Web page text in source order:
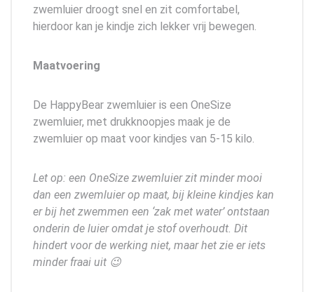
zwemluier droogt snel en zit comfortabel,
hierdoor kan je kindje zich lekker vrij bewegen.
Maatvoering
De HappyBear zwemluier is een OneSize
zwemluier, met drukknoopjes maak je de
zwemluier op maat voor kindjes van 5-15 kilo.
Let op: een OneSize zwemluier zit minder mooi
dan een zwemluier op maat, bij kleine kindjes kan
er bij het zwemmen een ‘zak met water’ ontstaan
onderin de luier omdat je stof overhoudt. Dit
hindert voor de werking niet, maar het zie er iets
minder fraai uit 😉